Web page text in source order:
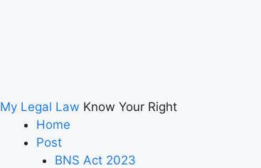
My Legal Law Know Your Right
Home
Post
BNS Act 2023